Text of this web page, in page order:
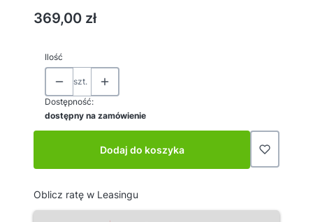
Cena
369,00 zł
Ilość
szt.
Dostępność:
dostępny na zamówienie
Dodaj do koszyka
Oblicz ratę w Leasingu